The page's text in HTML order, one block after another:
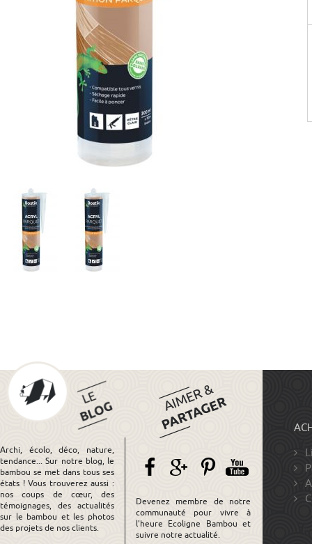
Archi, écolo, déco, nature,
tendance... Sur notre blog, le
bambou se met dans tous ses
états ! Vous trouverez aussi :
nos coups de cœur, des
témoignages, des actualités
sur le bambou et les photos
des projets de nos clients.
Devenez membre de notre
communauté pour vivre à
l'heure Ecoligne Bambou et
suivre notre actualité.